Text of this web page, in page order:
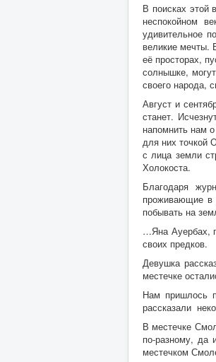
В поисках этой
неспокойном
удивительное
великие мечты.
её просторах,
солнышке,
своего народа,
Август и
станет.
напомнить нам
для них точкой
с лица земли
Холокоста.
Благодаря
проживающие в
побывать на
…Яна Ауербах,
своих предков.
Девушка
местечке
Нам пришлось
рассказали
В местечке
по-разному, да
местечком